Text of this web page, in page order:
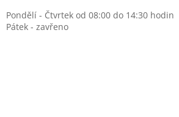
Pondělí - Čtvrtek od 08:00 do 14:30 hodin
Pátek - zavřeno